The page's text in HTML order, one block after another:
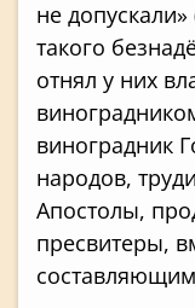
не
такого
отнял у них
виноградник
народов,
Апостолы,
пресвитеры,